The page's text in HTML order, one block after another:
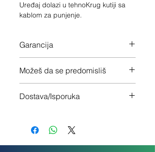
Uređaj dolazi u tehnoKrug kutiji sa
kablom za punjenje.
Garancija
Možeš da se predomisliš
nisi zadovoljan
Dostava/Isporuka